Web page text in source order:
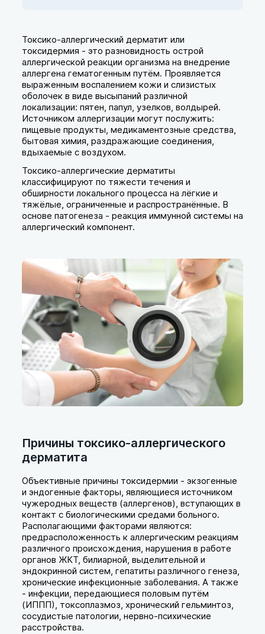
Токсико-аллергический дерматит или
токсидермия - это разновидность острой
аллергической реакции организма на внедрение
аллергена гематогенным путём. Проявляется
выраженным воспалением кожи и слизистых
оболочек в виде высыпаний различной
локализации: пятен, папул, узелков, волдырей.
Источником аллергизации могут послужить:
пищевые продукты, медикаментозные средства,
бытовая химия, раздражающие соединения,
вдыхаемые с воздухом.
Токсико-аллергические дерматиты
классифицируют по тяжести течения и
обширности локального процесса на лёгкие и
тяжёлые, ограниченные и распространённые. В
основе патогенеза - реакция иммунной системы на
аллергический компонент.
Причины токсико-аллергического
дерматита
Объективные причины токсидермии - экзогенные
и эндогенные факторы, являющиеся источником
чужеродных веществ (аллергенов), вступающих в
контакт с биологическими средами больного.
Располагающими факторами являются:
предрасположенность к аллергическим реакциям
различного происхождения, нарушения в работе
органов ЖКТ, билиарной, выделительной и
эндокринной систем, гепатиты различного генеза,
хронические инфекционные заболевания. А также
- инфекции, передающиеся половым путём
(ИППП), токсоплазмоз, хронический гельминтоз,
сосудистые патологии, нервно-психические
расстройства.